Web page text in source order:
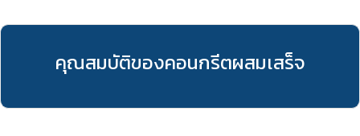
คุณสมบัติของคอนกรีตผสมเสร็จ